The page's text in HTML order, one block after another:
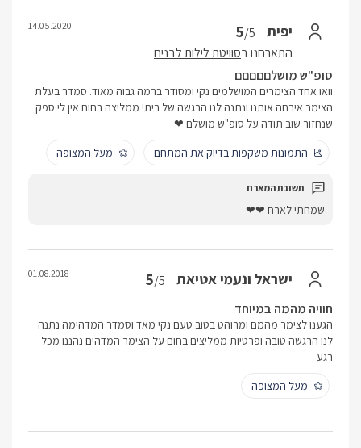
יפית 5/5
התארחנו בסוויטת לילות לבנים
14.05.2020
סופ"ש מושלםםםםם
וואו אחד הצימרים המושלמים נקי ומסודר ברמה גבוה מאוד. סמדר בעלת
הצימר אירחה אותנו ונתנה לנו הרגשה של בית! ממליצה בחום אין לי ספק
שנחזור שוב תודה על סופ"ש מושלם ❤
התמונות משקפות בדיוק את המתחם
מעל המצופה
שמחתי לארח ❤❤
ישראל ונעמי אטיאת 5/5
01.08.2018
חוויה מהמה במיוחד
הגענו לצימר מהמם ומרוהט בטוב טעם נקי מאד וסמדר המדהימה נתנה
לנו הרגשה טובה ופרטיות ממליצים בחום על הצימר המדהים נהננו מכל
רגע
מעל המצופה